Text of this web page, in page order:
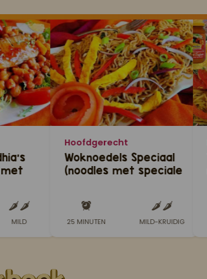
MILD
Hoofdgerecht
Woknoedels Speciaal
(noodles met speciale
25 MINUTEN MILD-KRUIDIG